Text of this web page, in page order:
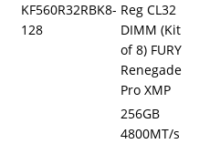
KF560R32RBK8-
128
Reg CL32
DIMM (Kit
of 8) FURY
Renegade
Pro XMP
256GB
4800MT/s